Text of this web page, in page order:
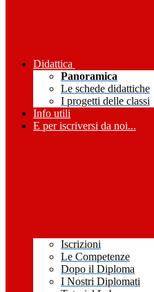
Didattica
Panoramica
Le schede didattiche
I progetti delle classi
Info utili
E per iscriversi da noi...
Iscrizioni
Le Competenze
Dopo il Diploma
I Nostri Diplomati